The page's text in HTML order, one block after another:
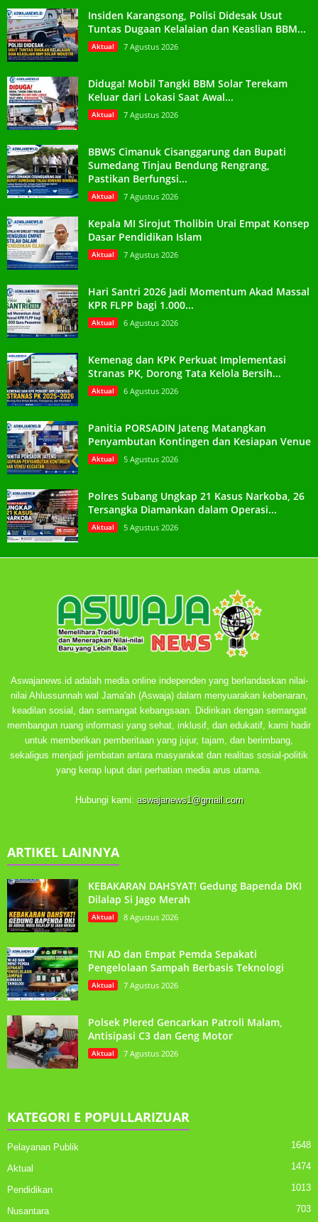
Insiden Karangsong, Polisi Didesak Usut
Tuntas Dugaan Kelalaian dan Keaslian BBM...
Aktual 7 Agustus 2026
Diduga! Mobil Tangki BBM Solar Terekam
Keluar dari Lokasi Saat Awal...
Aktual 7 Agustus 2026
BBWS Cimanuk Cisanggarung dan Bupati
Sumedang Tinjau Bendung Rengrang,
Pastikan Berfungsi...
Aktual 7 Agustus 2026
Kepala MI Sirojut Tholibin Urai Empat Konsep
Dasar Pendidikan Islam
Aktual 7 Agustus 2026
Hari Santri 2026 Jadi Momentum Akad Massal
KPR FLPP bagi 1.000...
Aktual 6 Agustus 2026
Kemenag dan KPK Perkuat Implementasi
Stranas PK, Dorong Tata Kelola Bersih...
Aktual 6 Agustus 2026
Panitia PORSADIN Jateng Matangkan
Penyambutan Kontingen dan Kesiapan Venue
Aktual 5 Agustus 2026
Polres Subang Ungkap 21 Kasus Narkoba, 26
Tersangka Diamankan dalam Operasi...
Aktual 5 Agustus 2026
Aswajanews.id adalah media online independen yang berlandaskan nilai-
nilai Ahlussunnah wal Jama'ah (Aswaja) dalam menyuarakan kebenaran,
keadilan sosial, dan semangat kebangsaan. Didirikan dengan semangat
membangun ruang informasi yang sehat, inklusif, dan edukatif, kami hadir
untuk memberikan pemberitaan yang jujur, tajam, dan berimbang,
sekaligus menjadi jembatan antara masyarakat dan realitas sosial-politik
yang kerap luput dari perhatian media arus utama.
Hubungi kami: aswajanews1@gmail.com
ARTIKEL LAINNYA
KEBAKARAN DAHSYAT! Gedung Bapenda DKI
Dilalap Si Jago Merah
Aktual 8 Agustus 2026
TNI AD dan Empat Pemda Sepakati
Pengelolaan Sampah Berbasis Teknologi
Aktual 7 Agustus 2026
Polsek Plered Gencarkan Patroli Malam,
Antisipasi C3 dan Geng Motor
Aktual 7 Agustus 2026
KATEGORI E POPULLARIZUAR
Pelayanan Publik 1648
Aktual 1474
Pendidikan 1013
Nusantara 703